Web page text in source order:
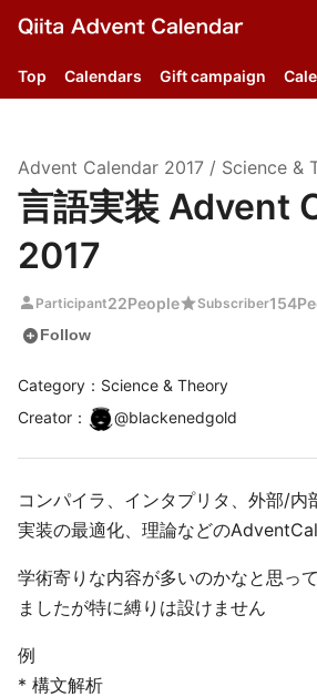
Top Calendars Gift campaign
Advent Calendar 2017 / Science &
言語実装 Advent
2017
person Participant22PeoplestarSubscriber154
add_circleFollow
Category：Science & Theory
Creator ： @blackenedgold
コンパイラ、インタプリタ、外部/内
実装の最適化、理論などの
学術寄りな内容が多いのかなと思っ
ましたが特に縛りは設けません
例
* 構文解析